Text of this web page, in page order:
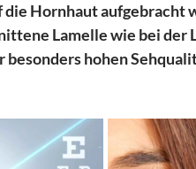
Hornhaut aufgebracht
Lamelle wie bei
besonders hohen